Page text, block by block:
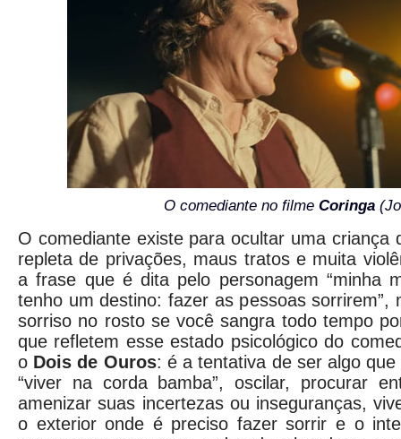
O comediante no filme Coringa
O comediante existe para ocultar uma criança
repleta de privações, maus tratos e muita
a frase que é dita pelo personagem “minha
tenho um destino: fazer as pessoas sorrirem”,
sorriso no rosto se você sangra todo tempo
que refletem esse estado psicológico do
o Dois de Ouros: é a tentativa de ser algo
“viver na corda bamba”, oscilar, procurar
amenizar suas incertezas ou inseguranças,
o exterior onde é preciso fazer sorrir e o